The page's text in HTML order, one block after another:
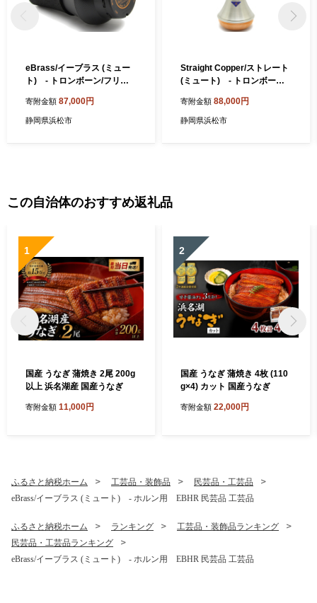
eBrass/イーブラス (ミュー
ト) - トロンボーン/フリュ
品 工芸品
寄附金額 87,000円
静岡県浜松市
Straight Copper/ストレート
(ミュート) - トロンボーン
寄附金額 88,000円
静岡県浜松市
この自治体のおすすめ返礼品
1
国産 うなぎ 蒲焼き 2尾 200g
以上 浜名湖産 国産うなぎ
寄附金額 11,000円
2
国産 うなぎ 蒲焼き 4枚 (110
g×4) カット 国産うなぎ
寄附金額 22,000円
ふるさと納税ホーム 工芸品・装飾品
民芸品・工芸品
eBrass/イーブラス (ミュート) - ホルン用 EBHR 民芸品 工芸品
ふるさと納税ホーム ランキング
工芸品・装飾品ランキング
民芸品・工芸品ランキング
eBrass/イーブラス (ミュート) - ホルン用 EBHR 民芸品 工芸品